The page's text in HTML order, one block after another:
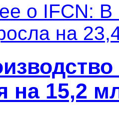
о IFCN: В
на
на 15,2